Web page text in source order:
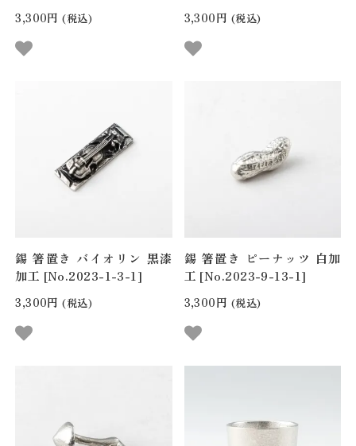
3,300円 (税込) 3,300円 (税込)
錫 箸置き バイオリン 黒漆
加工 [No.2023-1-3-1]
3,300円 (税込)
錫 箸置き ピーナッツ 白加
工 [No.2023-9-13-1]
3,300円 (税込)